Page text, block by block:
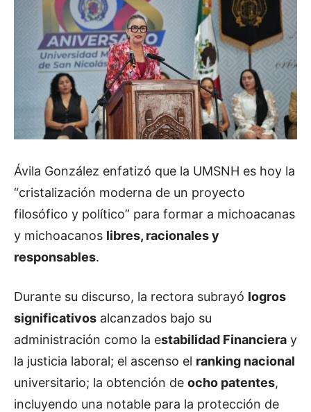
Ávila González enfatizó que la UMSNH es hoy la
“cristalización moderna de un proyecto
filosófico y político” para formar a michoacanas
y michoacanos libres, racionales y
responsables.
Durante su discurso, la rectora subrayó logros
significativos alcanzados bajo su
administración como la estabilidad Financiera y
la justicia laboral; el ascenso el ranking nacional
universitario; la obtención de ocho patentes,
incluyendo una notable para la protección de